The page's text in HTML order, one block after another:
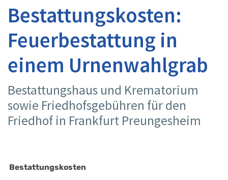
Bestattungskosten:
Feuerbestattung in
einem Urnenwahlgrab
Bestattungshaus und Krematorium
sowie Friedhofsgebühren für den
Friedhof in Frankfurt Preungesheim
Bestattungskosten